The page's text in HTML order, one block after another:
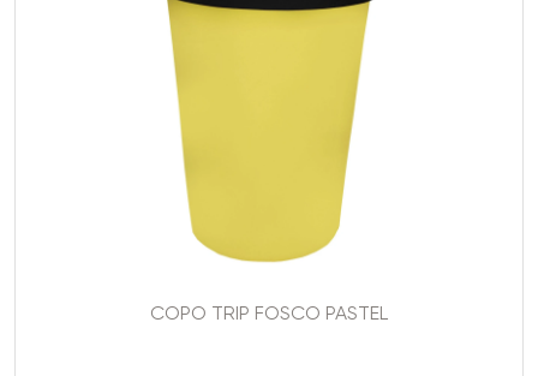
COPO TRIP FOSCO PASTEL